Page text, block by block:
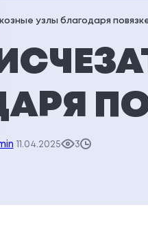
узлы благодаря
11.04.2025 3